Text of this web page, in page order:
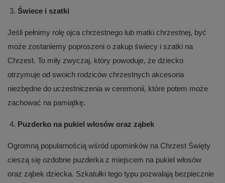
Świece i szatki
Jeśli pełnimy rolę ojca chrzestnego lub matki chrzestnej, być
może zostaniemy poproszeni o zakup świecy i szatki na
Chrzest. To miły zwyczaj, który powoduje, że dziecko
otrzymuje od swoich rodziców chrzestnych akcesoria
niezbędne do uczestniczenia w ceremonii, które potem może
zachować na pamiątkę.
Puzderko na pukiel włosów oraz ząbek
Ogromną popularnością wśród upominków na Chrzest Święty
cieszą się ozdobne puzderka z miejscem na pukiel włosów
oraz ząbek dziecka. Szkatułki tego typu pozwalają bezpiecznie